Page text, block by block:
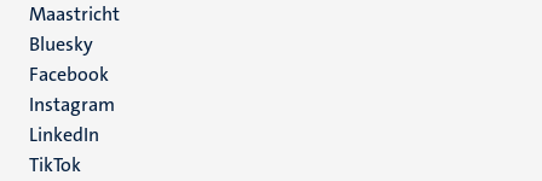
Maastricht
Social
media
Bluesky
Facebook
Instagram
LinkedIn
TikTok